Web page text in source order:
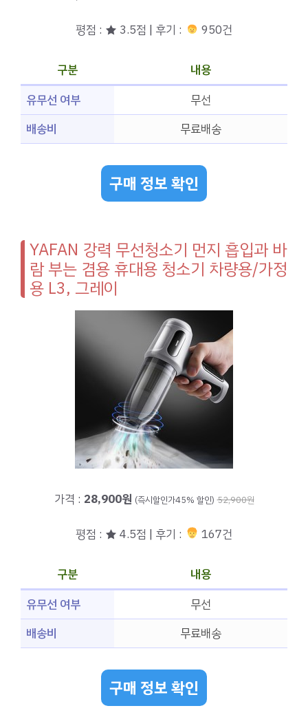
평점 : ★ 3.5점 | 후기 : 950건
구분
내용
유무선 여부
무선
배송비
무료배송
구매 정보 확인
YAFAN 강력 무선청소기 먼지 흡입과 바
람 부는 겸용 휴대용 청소기 차량용/가정
용 L3, 그레이
가격 : 28,900원 (즉시할인가45% 할인) 52,900원
평점 : ★ 4.5점 | 후기 : 167건
구분
내용
유무선 여부
무선
배송비
무료배송
구매 정보 확인